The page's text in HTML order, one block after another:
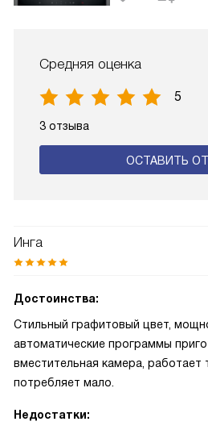
Средняя оценка
5
3 отзыва
ОСТАВИТЬ
Инга
Достоинства:
Стильный графитовый цвет,
автоматические программы
вместительная камера, работает
потребляет мало.
Недостатки: